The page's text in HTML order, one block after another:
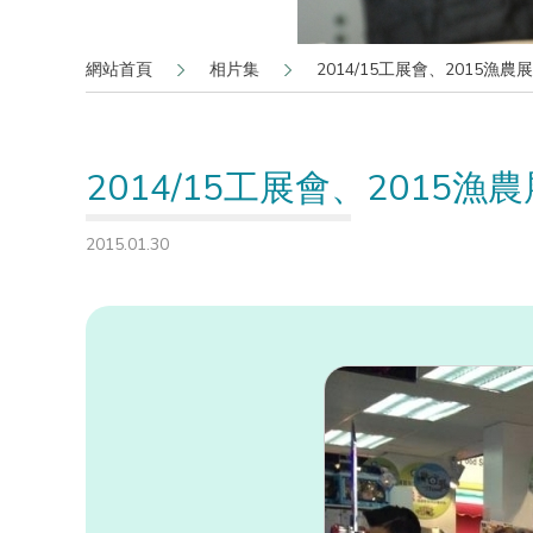
網站首頁 相片集 2014/15工展會、2015漁農展
2014/15工展會、2015漁農
2015.01.30